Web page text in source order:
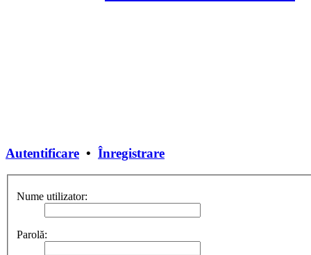
Autentificare • Înregistrare
Nume utilizator:
Parolă: